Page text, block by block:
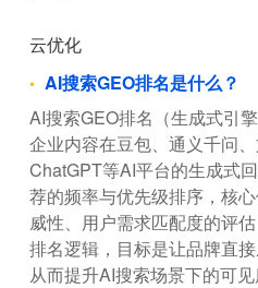
云优化
AI搜索GEO排名是什么？
AI搜索GEO排名（生成式引
企业内容在豆包、通义千问
ChatGPT等AI平台的生成式
荐的频率与优先级排序，核
威性、用户需求匹配度的评
排名逻辑，目标是让品牌直
从而提升AI搜索场景下的可见